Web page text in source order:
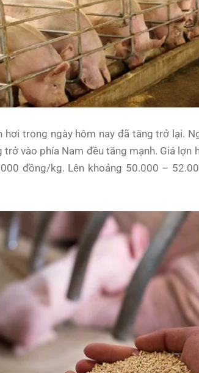
hơi trong ngày hôm nay đã tăng trở lại.
vào phía Nam đều tăng mạnh. Giá lợn
đồng/kg. Lên khoảng 50.000 –